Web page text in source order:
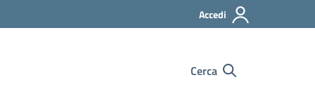
Accedi
Cerca